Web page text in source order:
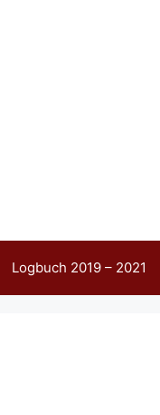
Logbuch 2019 – 2021